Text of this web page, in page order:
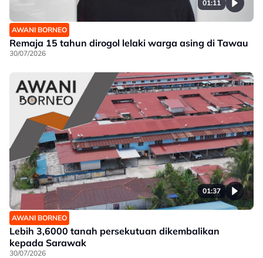
01:11
AWANI BORNEO
Remaja 15 tahun dirogol lelaki warga asing di Tawau
30/07/2026
01:37
AWANI BORNEO
Lebih 3,6000 tanah persekutuan dikembalikan
kepada Sarawak
30/07/2026